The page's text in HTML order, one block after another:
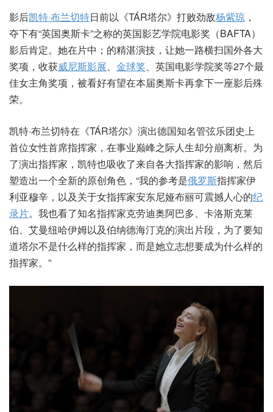
影后凯特·布兰切特日前以《TÁR塔尔》打败劲敌杨紫琼 ，
夺下有“英国奥斯卡”之称的英国影艺学院电影奖（BAFTA）
影后肯定。她在片中；的精湛演技，让她一路横扫国外各大
奖项，收获威尼斯影展、 金球奖、英国电影学院奖等27个最
佳女主角奖项，被看好有望在本届奥斯卡再拿下一座影后殊
荣。
凯特·布兰切特在《TÁR塔尔》演出德国知名管弦乐团史上
首位女性首席指挥家，在事业巅峰之际人生却分崩离析。为
了演出指挥家，凯特也吸收了来自各大指挥家的影响，然后
塑造出一个全新的原创角色，“我的参考是俄罗斯指挥家伊
利亚穆辛，以及关于女指挥家安东尼娅布丽可震撼人心的纪
录片。我也看了知名指挥家克劳迪奥阿巴多、卡洛斯克莱
伯、艾曼纽哈伊姆以及伯纳德海汀克的演出片段，为了要知
道塔尔不是什么样的指挥家，而是她立志想要成为什么样的
指挥家。”